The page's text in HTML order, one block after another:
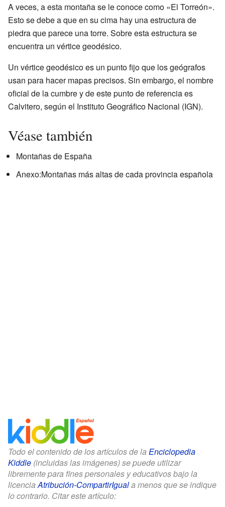
A veces, a esta montaña se le conoce como «El Torreón».
Esto se debe a que en su cima hay una estructura de
piedra que parece una torre. Sobre esta estructura se
encuentra un vértice geodésico.
Un vértice geodésico es un punto fijo que los geógrafos
usan para hacer mapas precisos. Sin embargo, el nombre
oficial de la cumbre y de este punto de referencia es
Calvitero, según el Instituto Geográfico Nacional (IGN).
Véase también
Montañas de España
Anexo:Montañas más altas de cada provincia española
Todo el contenido de los artículos de la Enciclopedia
Kiddle (incluidas las imágenes) se puede utilizar
libremente para fines personales y educativos bajo la
licenciaAtribución-CompartirIguala menos que se indique
lo contrario. Citar este artículo: